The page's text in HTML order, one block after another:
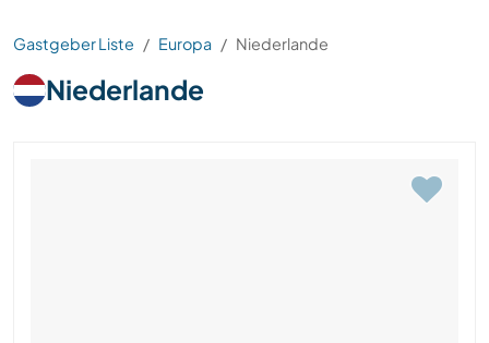
Gastgeber Liste Europa Niederlande
Niederlande